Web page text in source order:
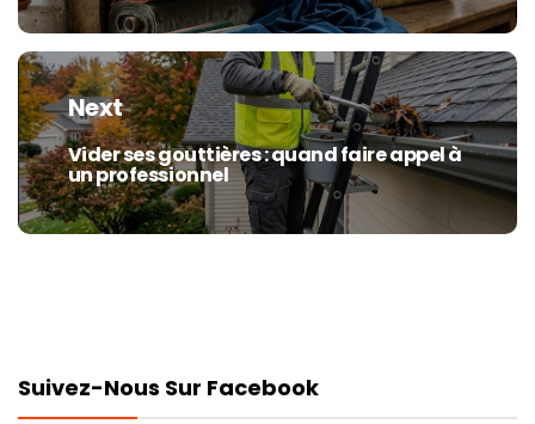
Next
Next
post:
Vider ses gouttières : quand faire appel à
un professionnel
Suivez-Nous Sur Facebook